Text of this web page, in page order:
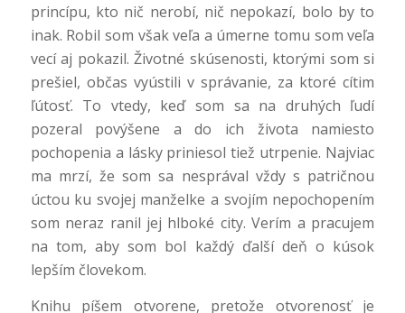
princípu, kto nič nerobí, nič nepokazí, bolo by to
inak. Robil som však veľa a úmerne tomu som veľa
vecí aj pokazil. Životné skúsenosti, ktorými som si
prešiel, občas vyústili v správanie, za ktoré cítim
ľútosť. To vtedy, keď som sa na druhých ľudí
pozeral povýšene a do ich života namiesto
pochopenia a lásky priniesol tiež utrpenie. Najviac
ma mrzí, že som sa nesprával vždy s patričnou
úctou ku svojej manželke a svojím nepochopením
som neraz ranil jej hlboké city. Verím a pracujem
na tom, aby som bol každý ďalší deň o kúsok
lepším človekom.
Knihu píšem otvorene, pretože otvorenosť je